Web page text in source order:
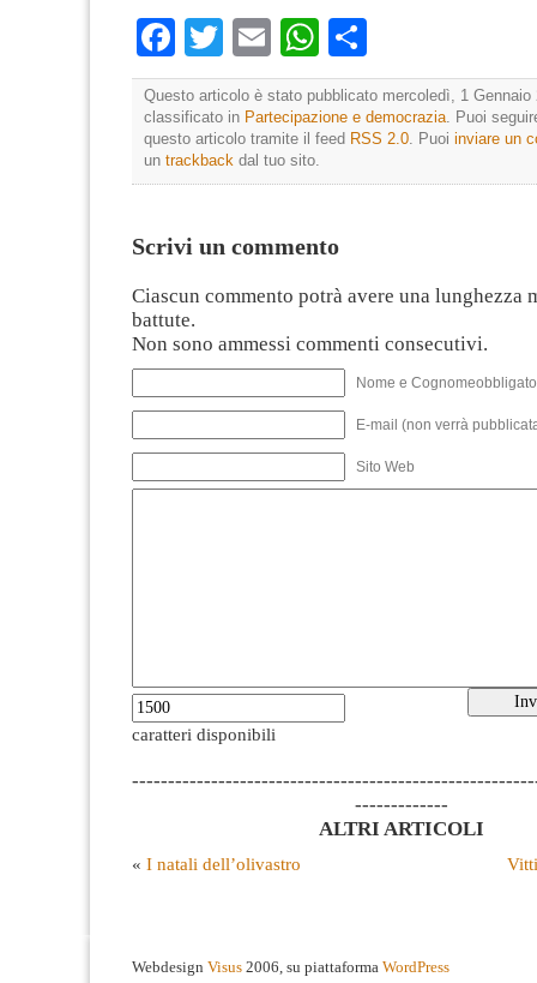
Facebook
TwitterEmailWhatsApp
Questo articolo è stato pubblicato mercoledì, 1 Gennaio
classificato in Partecipazione e democrazia. Puoi
questo articolo tramite il feed RSS 2.0. Puoi inviare un
un trackback dal tuo sito.
Scrivi un commento
Ciascun commento potrà avere una lunghezza
battute.
Non sono ammessi commenti consecutivi.
Nome e
E-mail (non verrà
Sito Web
caratteri disponibili
-------------
ALTRI ARTICOLI
« I natali dell’olivastro
Webdesign Visus 2006, su piattaforma WordPress